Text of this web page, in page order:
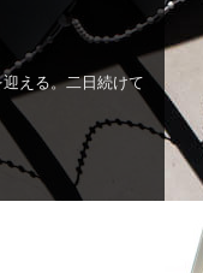
える。二日続けて